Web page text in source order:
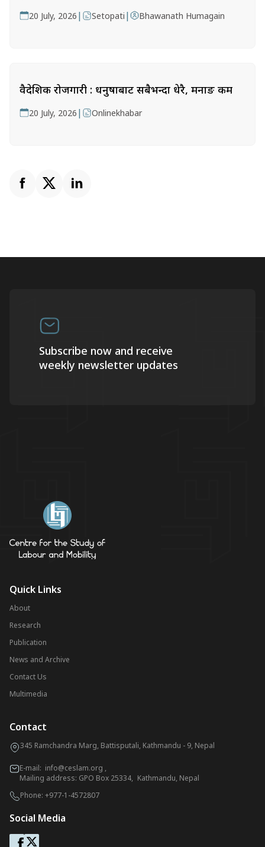
20 July, 2026 | Setopati | Bhawanath Humagain
वैदेशिक रोजगारी : धनुषाबाट सबैभन्दा धेरै, मनाङ कम
20 July, 2026 | Onlinekhabar
Subscribe now and receive
weekly newsletter updates
Quick Links
About
Research
Publication
News and Archive
Contact Us
Multimedia
Contact
345 Ramchandra Marg, Battisputali, Kathmandu - 9, Nepal
E-mail: info@ceslam.org ,
Mailing address: GPO Box 25334, Kathmandu, Nepal
Phone: +977-1-4572807
Social Media